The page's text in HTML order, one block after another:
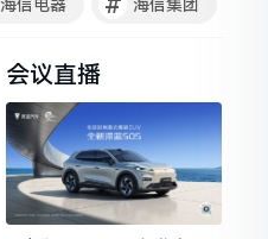
海信电器 海信集团
会议直播